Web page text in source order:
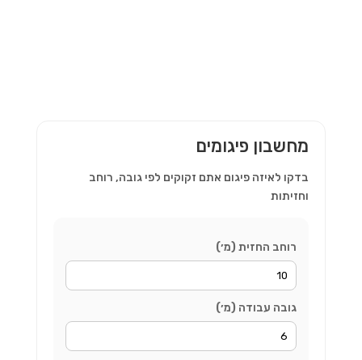
מחשבון פיגומים
בדקו לאיזה פיגום אתם זקוקים לפי גובה, רוחב
וחזיתות
רוחב החזית (מ׳)
גובה עבודה (מ׳)